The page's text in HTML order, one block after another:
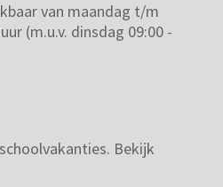
van maandag t/m
(m.u.v. dinsdag 09:00 -
Bekijk